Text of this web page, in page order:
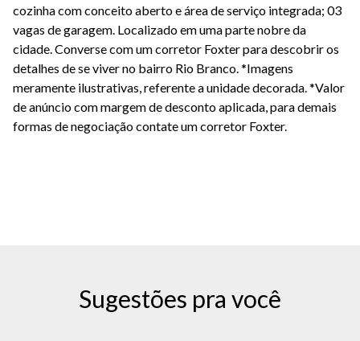
cozinha com conceito aberto e área de serviço integrada; 03
vagas de garagem. Localizado em uma parte nobre da
cidade. Converse com um corretor Foxter para descobrir os
detalhes de se viver no bairro Rio Branco. *Imagens
meramente ilustrativas, referente a unidade decorada.*Valor
de anúncio com margem de desconto aplicada, para demais
formas de negociação contate um corretor Foxter.
Sugestões pra você